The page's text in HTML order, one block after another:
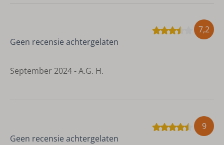
7,2
Geen recensie achtergelaten
September 2024 - A.G. H.
9
Geen recensie achtergelaten